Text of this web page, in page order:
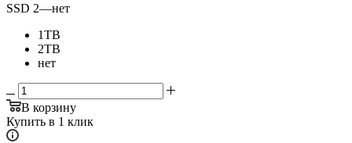
SSD 2—нет
1TB
2TB
нет
В корзину
Купить в 1 клик